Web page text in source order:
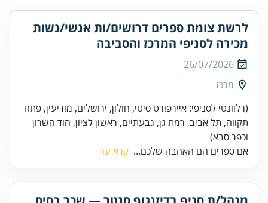
לרשת צומת ספרים דרושים/ות אנשי/נשות
מכירה לסניפי המרכז והסביבה
26/07/2026
מרכז
(רלוונטי לסניפי: איירפורט סיטי, חולון, ירושלים, מודיעין, פתח
תקווה, תל אביב, רמת גן, גבעתיים, ראשון לציון, הוד השרון
וכפר סבא)
אם ספרים הם האהבה שלכם... קרא עוד